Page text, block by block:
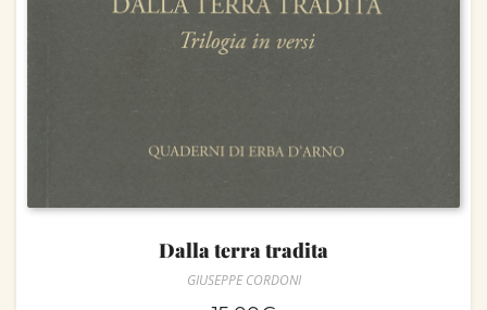
Dalla terra tradita
GIUSEPPE CORDONI